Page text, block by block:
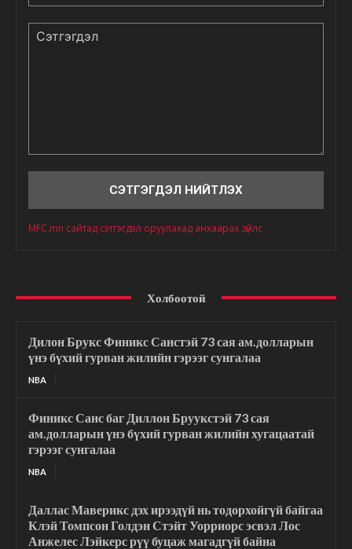
MFC.mn сайтад сэтгэгдэл оруулахад анхаарах зүйлс
Холбоотой
Дилон Брукс Финикс Санстэй 73 сая ам.долларын
үнэ бүхий гурван жилийн гэрээг сунгалаа
NBA
Финикс Санс баг Диллон Бруукстэй 73 сая
ам.долларын үнэ бүхий гурван жилийн хугацаатай
гэрээг сунгалаа
NBA
Даллас Маверикс дэх ирээдүй нь тодорхойгүй байгаа
Клэй Томпсон Голдэн Стэйт Уорриорс эсвэл Лос
Анжелес Лэйкерс рүү буцаж магадгүй байна